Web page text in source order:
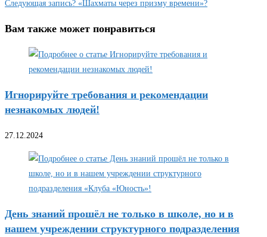
Следующая запись? «Шахматы через призму времени»?
Вам также может понравиться
Игнорируйте требования и рекомендации
незнакомых людей!
27.12.2024
День знаний прошёл не только в школе, но и в
нашем учреждении структурного подразделения